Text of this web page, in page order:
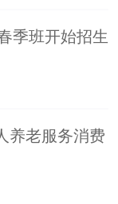
季班开始招生
养老服务消费